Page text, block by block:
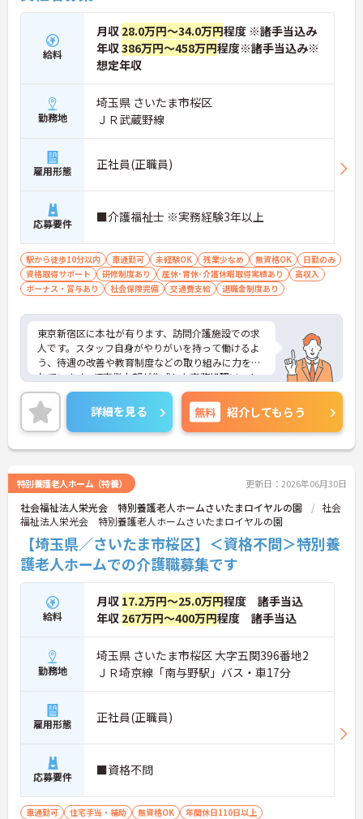
給料
月収 28.0万円～34.0万円程度 ※諸手当込み
年収386万円～458万円程度※諸手当込み※
想定年収
勤務地
埼玉県 さいたま市桜区
ＪＲ武蔵野線
雇用形態 正社員(正職員)
応募要件 ■介護福祉士 ※実務経験3年以上
駅から徒歩10分以内 車通勤可 未経験OK 残業少なめ 無資格OK
日勤のみ
資格取得サポート
研修制度あり 産休･育休･介護休暇取得実績あり
高収入
ボーナス・賞与あり
社会保険完備 交通費支給 退職金制度あり
東京新宿区に本社が有ります、訪問介護施設での求
人です。スタッフ自身がやりがいを持って働けるよ
う、待遇の改善や教育制度などの取り組みに力を入
れています。IT事業本部が作成した事務処理ソフト
を導入しており、事務作業は少なく、その分ご利用
者様への対応を重視することもできます。入社後の
研修はもちろん、介護技術研修、PC研修、マナー研
修、資格取得のための勉強会等ステップに応じて用
意されており安心してご就業いただけます。
細などお話しいたしますのでお気軽にお問い合わせ
下さい。
詳細を見る 無料 紹介してもらう
特別養護老人ホーム（特養） 更新日：2026年06月30日
社会福祉法人栄光会 特別養護老人ホームさいたまロイヤルの園
社会
福祉法人栄光会 特別養護老人ホームさいたまロイヤルの園
【埼玉県／さいたま市桜区】＜資格不問＞特別養
護老人ホームでの介護職募集です
給料
月収 17.2万円～25.0万円程度 諸手当込
年収 267万円～400万円程度 諸手当込
勤務地
埼玉県 さいたま市桜区 大字五関396番地2
ＪＲ埼京線「南与野駅」バス・車17分
雇用形態 正社員(正職員)
応募要件 ■資格不問
車通勤可 住宅手当・補助 無資格OK
年間休日110日以上